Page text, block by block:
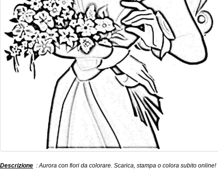
Descrizione : Aurora con fiori da colorare. Scarica, stampa o colora subito online!